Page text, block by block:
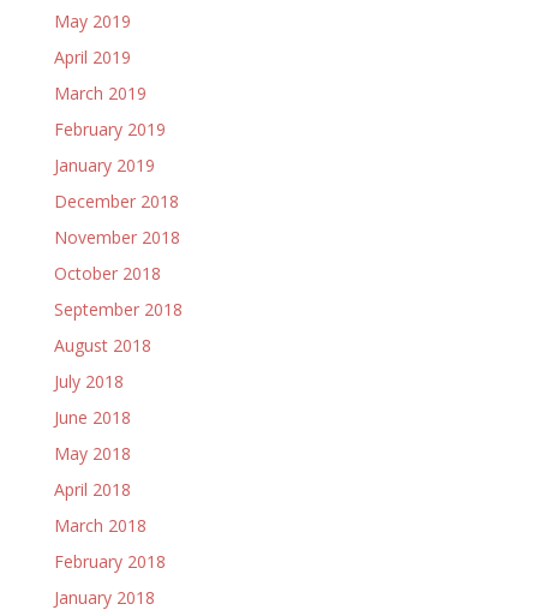
May 2019
April 2019
March 2019
February 2019
January 2019
December 2018
November 2018
October 2018
September 2018
August 2018
July 2018
June 2018
May 2018
April 2018
March 2018
February 2018
January 2018